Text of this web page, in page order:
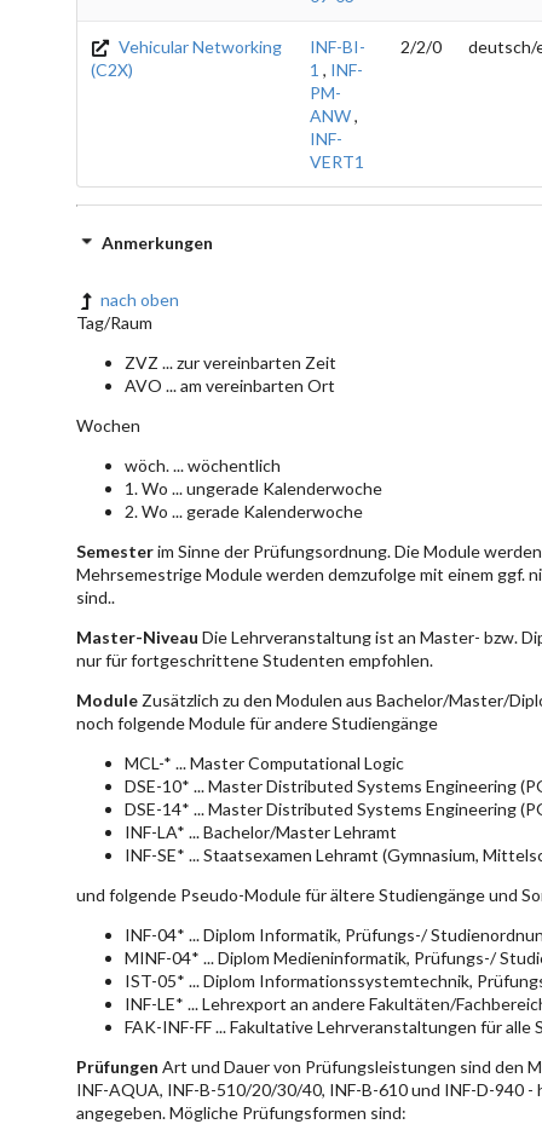
Vehicular Networking
(C2X)
INF-BI-
1 , INF-
PM-
ANW,
INF-
VERT1
2/2/0 deutsch/
Anmerkungen
nach oben
Tag/Raum
ZVZ ... zur vereinbarten Zeit
AVO ... am vereinbarten Ort
Wochen
wöch. ... wöchentlich
1. Wo ... ungerade Kalenderwoche
2. Wo ... gerade Kalenderwoche
Semesterim Sinne der Prüfungsordnung. Die Module
Mehrsemestrige Module werden demzufolge mit einem ggf.
sind..
Master-Niveau Die Lehrveranstaltung ist an Master- bzw.
nur für fortgeschrittene Studenten empfohlen.
Module Zusätzlich zu den Modulen aus Bachelor/Master/
noch folgende Module für andere Studiengänge
MCL-* ... Master Computational Logic
DSE-10* ... Master Distributed Systems Engineering
DSE-14* ... Master Distributed Systems Engineering
INF-LA* ... Bachelor/Master Lehramt
INF-SE* ... Staatsexamen Lehramt (Gymnasium,
und folgende Pseudo-Module für ältere Studiengänge und
INF-04* ... Diplom Informatik, Prüfungs-/
MINF-04* ... Diplom Medieninformatik, Prüfungs-/
IST-05* ... Diplom Informationssystemtechnik,
INF-LE* ... Lehrexport an andere Fakultäten/
FAK-INF-FF ... Fakultative Lehrveranstaltungen für
Prüfungen Art und Dauer von Prüfungsleistungen sind den
INF-AQUA, INF-B-510/20/30/40, INF-B-610 und INF-D-940
angegeben. Mögliche Prüfungsformen sind: